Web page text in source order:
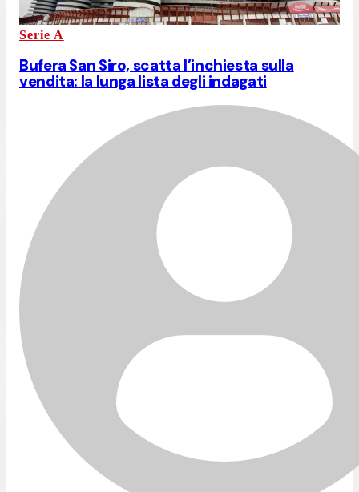
Serie A
Bufera San Siro, scatta l’inchiesta sulla
vendita: la lunga lista degli indagati